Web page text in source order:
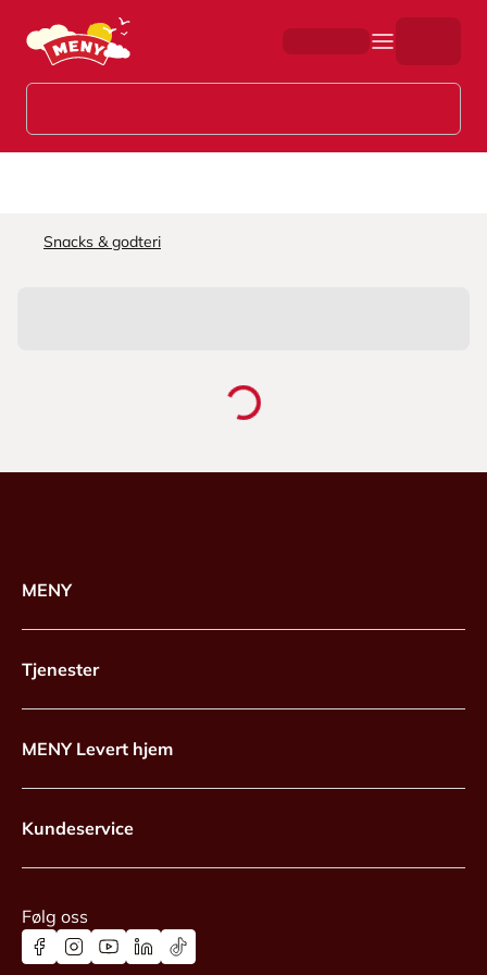
Hopp til hovedinnhold
Snacks & godteri
MENY
Tjenester
MENY Levert hjem
Kundeservice
Følg oss